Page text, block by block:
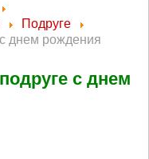
Подруге
днем рождения
с днем